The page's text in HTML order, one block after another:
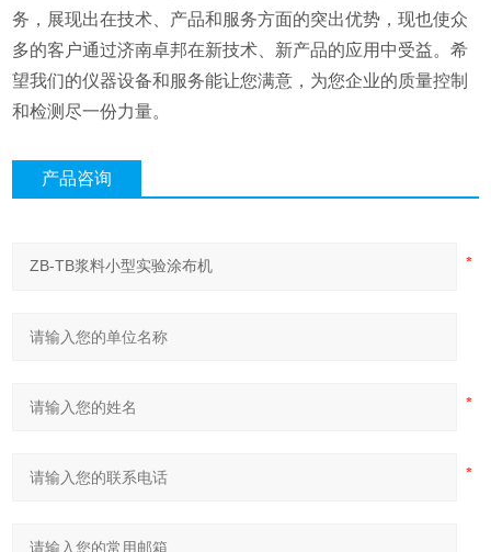
务，展现出在技术、产品和服务方面的突出优势，现也使众
多的客户通过济南卓邦在新技术、新产品的应用中受益。希
望我们的仪器设备和服务能让您满意，为您企业的质量控制
和检测尽一份力量。
产品咨询